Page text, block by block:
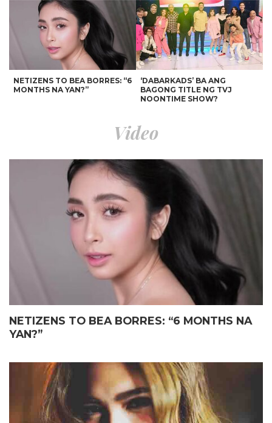
NETIZENS TO BEA BORRES: “6
MONTHS NA YAN?”
‘DABARKADS’ BA ANG
BAGONG TITLE NG TVJ
NOONTIME SHOW?
ELIAS MAY FATHER’S DAY
GIFT KAY JOHN LLOYD CRUZ
SA ISANG EMOSYONAL NA
JOHN LLOYD CRUZ
MAGIGING ‘KAPUSO’ NA NGA
BA?
Video
NETIZENS TO BEA BORRES: “6 MONTHS NA
YAN?”